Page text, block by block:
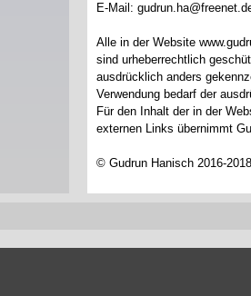
E-Mail:
Alle in der Website
sind urheberrechtlich
ausdrücklich anders
Verwendung bedarf der
Für den Inhalt der in der
externen Links übernimmt
© Gudrun Hanisch 2016-